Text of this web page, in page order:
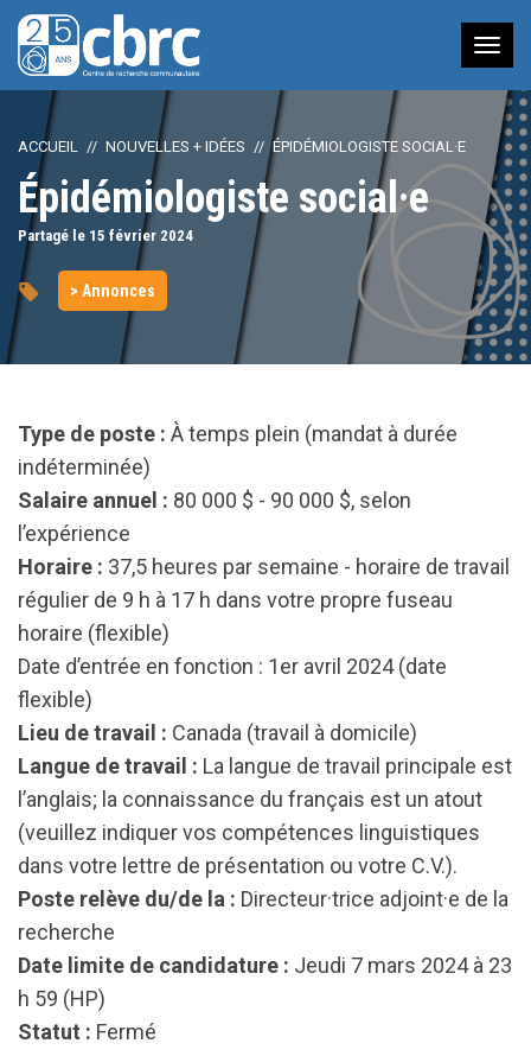
à
ACCUEIL NOUVELLES + IDÉES ÉPIDÉMIOLOGISTE SOCIAL·E
Épidémiologiste social·e
Partagé le 15 février 2024
> Annonces
Type de poste : À temps plein (mandat à durée
indéterminée)
Salaire annuel : 80 000 $ - 90 000 $, selon
l’expérience
Horaire : 37,5 heures par semaine - horaire de travail
régulier de 9 h à 17 h dans votre propre fuseau
horaire (flexible)
Date d’entrée en fonction : 1er avril 2024 (date
flexible)
Lieu de travail : Canada (travail à domicile)
Langue de travail : La langue de travail principale est
l’anglais; la connaissance du français est un atout
(veuillez indiquer vos compétences linguistiques
dans votre lettre de présentation ou votre C.V.).
Poste relève du/de la : Directeur·trice adjoint·e de la
recherche
Date limite de candidature : Jeudi 7 mars 2024 à 23
h 59 (HP)
Statut : Fermé